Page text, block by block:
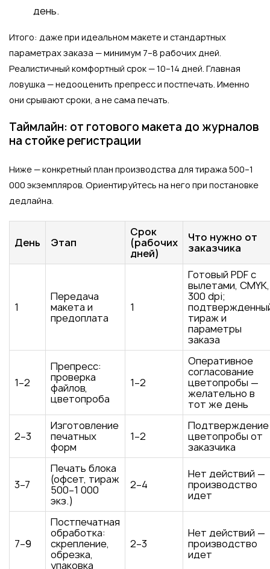
день.
Итого: даже при идеальном макете и стандартных
параметрах заказа — минимум 7–8 рабочих дней.
Реалистичный комфортный срок — 10–14 дней. Главная
ловушка — недооценить препресс и постпечать. Именно
они срывают сроки, а не сама печать.
Таймлайн: от готового макета до журналов
на стойке регистрации
Ниже — конкретный план производства для тиража 500–1
000 экземпляров. Ориентируйтесь на него при постановке
дедлайна.
День Этап
Срок
(рабочих
дней)
Что нужно от
заказчика
1
Передача
макета и
предоплата
1
Готовый PDF с
вылетами, CMYK,
300 dpi;
тираж и
параметры
заказа
1–2
Препресс:
проверка
файлов,
цветопроба
1–2
Оперативное
согласование
цветопробы —
желательно в
тот же день
2–3
Изготовление
печатных
форм
1–2
Подтверждение
цветопробы от
заказчика
3–7
Печать блока
(офсет, тираж
500–1 000
экз.)
2–4
Нет действий —
производство
идет
7–9
Постпечатная
обработка:
скрепление,
обрезка,
упаковка
2–3
Нет действий —
производство
идет